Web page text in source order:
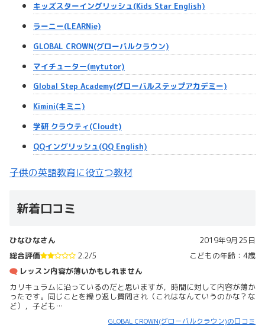
キッズスターイングリッシュ(Kids Star English)
ラーニー(LEARNie)
GLOBAL CROWN(グローバルクラウン)
マイチューター(mytutor)
Global Step Academy(グローバルステップアカデミー)
Kimini(キミニ)
学研 クラウティ(Cloudt)
QQイングリッシュ(QQ English)
子供の英語教育に役立つ教材
新着口コミ
ひなひなさん
2019年9月25日
こどもの年齢：4歳
総合評価
2.2/5
レッスン内容が薄いかもしれません
カリキュラムに沿っているのだと思いますが，時間に対して内容が薄か
ったです。同じことを繰り返し質問され（これはなんていうのかな？な
ど），子ども…
GLOBAL CROWN(グローバルクラウン)の口コミ